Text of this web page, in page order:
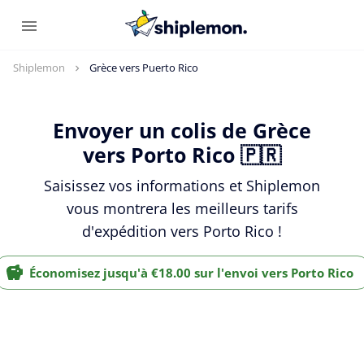
Shiplemon Grèce vers Puerto Rico
Envoyer un colis de Grèce
vers Porto Rico 🇵🇷
Saisissez vos informations et Shiplemon
vous montrera les meilleurs tarifs
d'expédition vers Porto Rico !
Économisez jusqu'à €18.00 sur l'envoi vers Porto Rico